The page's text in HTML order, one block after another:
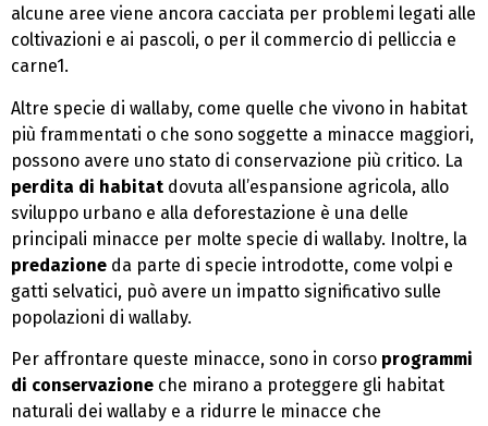
alcune aree viene ancora cacciata per problemi legati alle
coltivazioni e ai pascoli, o per il commercio di pelliccia e
carne1.
Altre specie di wallaby, come quelle che vivono in habitat
più frammentati o che sono soggette a minacce maggiori,
possono avere uno stato di conservazione più critico. La
perdita di habitat dovuta all’espansione agricola, allo
sviluppo urbano e alla deforestazione è una delle
principali minacce per molte specie di wallaby. Inoltre, la
predazione da parte di specie introdotte, come volpi e
gatti selvatici, può avere un impatto significativo sulle
popolazioni di wallaby.
Per affrontare queste minacce, sono in corso programmi
di conservazione che mirano a proteggere gli habitat
naturali dei wallaby e a ridurre le minacce che